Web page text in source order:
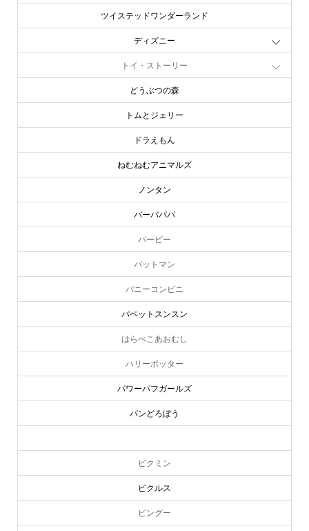
ツイステッドワンダーランド
ディズニー
トイ・ストーリー
どうぶつの森
トムとジェリー
ドラえもん
ねむねむアニマルズ
ノンタン
バーバパパ
バービー
バットマン
バニーコンビニ
パペットスンスン
はらぺこあおむし
ハリーポッター
パワーパフガールズ
パンどろぼう
ピクミン
ピクルス
ピングー